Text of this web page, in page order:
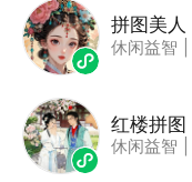
拼图美人
休闲益智
红楼拼图
休闲益智